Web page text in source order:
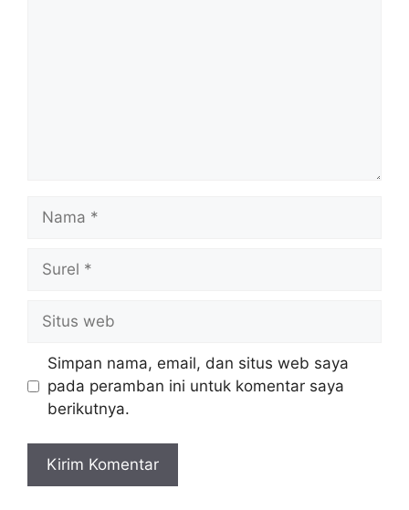
web
Simpan nama, email, dan situs web saya
pada peramban ini untuk komentar saya
berikutnya.